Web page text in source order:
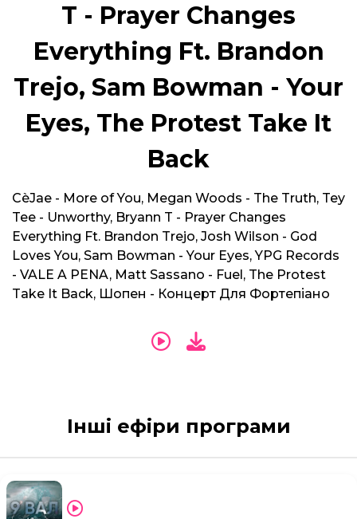
T - Prayer Changes
Everything Ft. Brandon
Trejo, Sam Bowman - Your
Eyes, The Protest Take It
Back
CèJae - More of You, Megan Woods - The Truth, Tey
Tee - Unworthy, Bryann T - Prayer Changes
Everything Ft. Brandon Trejo, Josh Wilson - God
Loves You, Sam Bowman - Your Eyes, YPG Records
- VALE A PENA, Matt Sassano - Fuel, The Protest
Take It Back, Шопен - Концерт Для Фортепіано
Інші ефіри програми